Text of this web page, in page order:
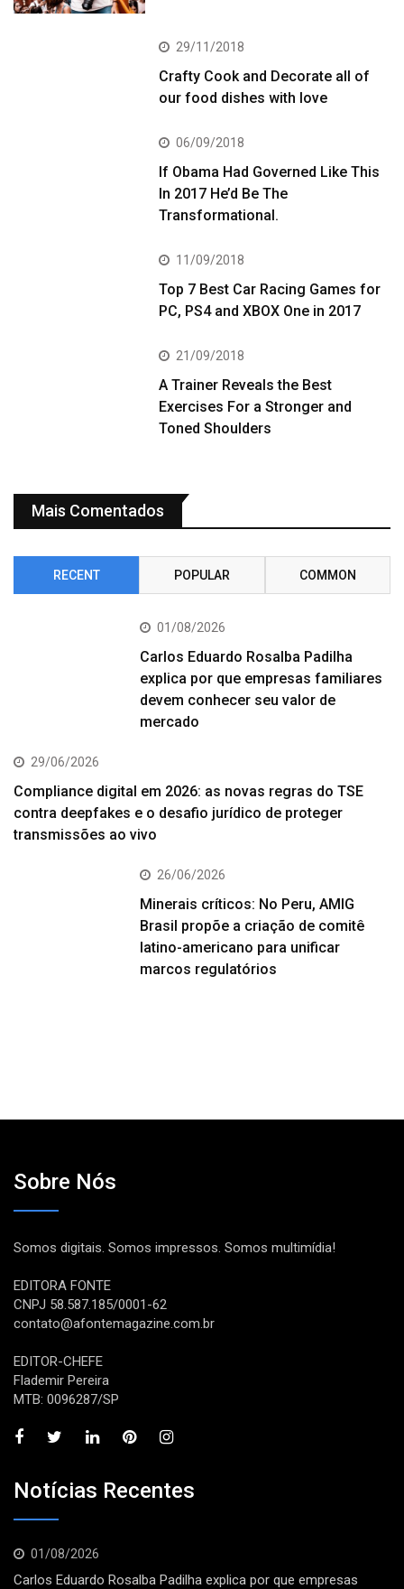
29/11/2018
Crafty Cook and Decorate all of
our food dishes with love
06/09/2018
If Obama Had Governed Like This
In 2017 He’d Be The
Transformational.
11/09/2018
Top 7 Best Car Racing Games for
PC, PS4 and XBOX One in 2017
21/09/2018
A Trainer Reveals the Best
Exercises For a Stronger and
Toned Shoulders
Mais Comentados
RECENT POPULAR COMMON
01/08/2026
Carlos Eduardo Rosalba Padilha
explica por que empresas familiares
devem conhecer seu valor de
mercado
29/06/2026
Compliance digital em 2026: as novas regras do TSE
contra deepfakes e o desafio jurídico de proteger
transmissões ao vivo
26/06/2026
Minerais críticos: No Peru, AMIG
Brasil propõe a criação de comitê
latino-americano para unificar
marcos regulatórios
Sobre Nós
Somos digitais. Somos impressos. Somos multimídia!
EDITORA FONTE
CNPJ 58.587.185/0001-62
contato@afontemagazine.com.br
EDITOR-CHEFE
Flademir Pereira
MTB: 0096287/SP
Notícias Recentes
01/08/2026
Carlos Eduardo Rosalba Padilha explica por que empresas